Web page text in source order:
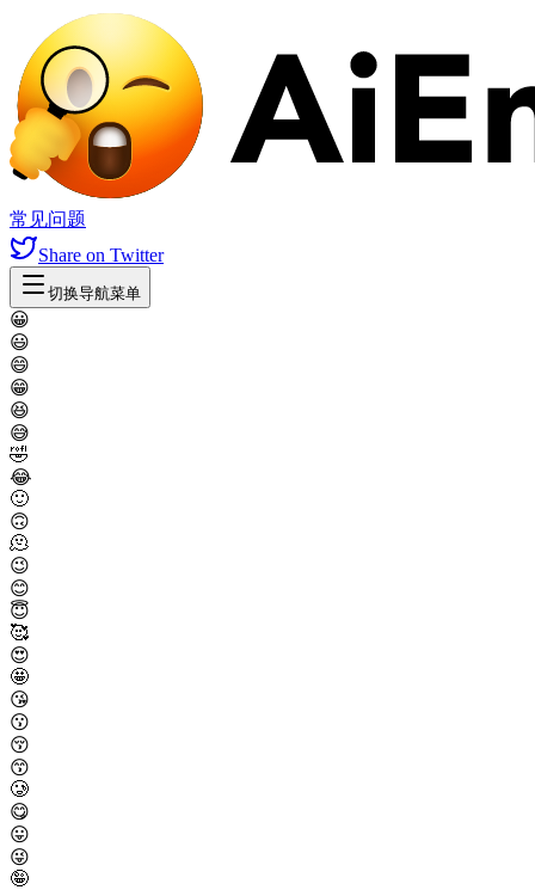
常见问题
Share on Twitter
切换导航菜单
😀
😃
😄
😁
😆
😅
🤣
😂
🙂
🙃
🫠
😉
😊
😇
🥰
😍
🤩
😘
😗
😚
😙
🥲
😋
😛
😜
🤪